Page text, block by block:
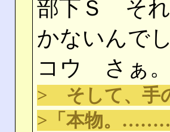
部下Ｓ それ
かないんで
コウ さぁ。
> そして、手
>「本物。